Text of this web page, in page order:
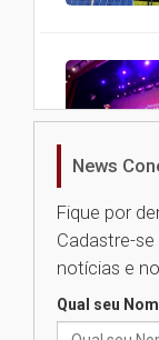
News
Fique por
Cadastre-
notícias e
Qual seu